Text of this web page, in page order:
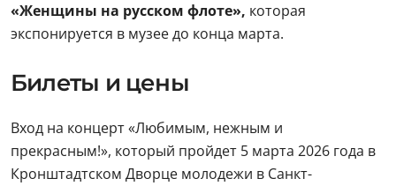
«Женщины на русском флоте», которая
экспонируется в музее до конца марта.
Билеты и цены
Вход на концерт «Любимым, нежным и
прекрасным!», который пройдет 5 марта 2026 года в
Кронштадтском Дворце молодежи в Санкт-